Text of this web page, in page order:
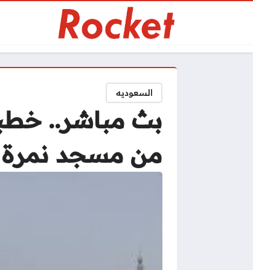
السعوديه
بث مباشر..
من مسجد نمرة